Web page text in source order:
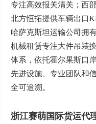
专注高效报关清关；西
北方恒拓提供车辆出口
哈萨克斯坦运输公司拥
机械租赁专注大件吊装
体系，依托霍尔果斯口
先进设施、专业团队和
全可追溯。
浙江赛萌国际货运代